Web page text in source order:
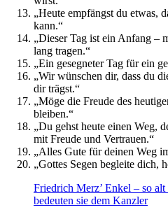
„Heute empfängst du etwas,
kann.“
„Dieser Tag ist ein Anfang –
lang tragen.“
„Ein gesegneter Tag für ein
„Wir wünschen dir, dass du
dir trägst.“
„Möge die Freude des
bleiben.“
„Du gehst heute einen Weg,
mit Freude und Vertrauen.“
„Alles Gute für deinen Weg
„Gottes Segen begleite dich,
Friedrich Merz’ Enkel – so alt
bedeuten sie dem Kanzler